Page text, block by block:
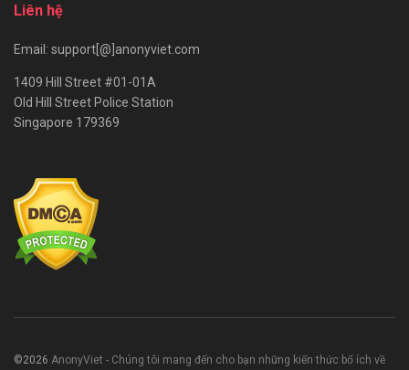
Liên hệ
Email: support[@]anonyviet.com
1409 Hill Street #01-01A
Old Hill Street Police Station
Singapore 179369
©2026 AnonyViet - Chúng tôi mang đến cho bạn những kiến thức bổ ích về